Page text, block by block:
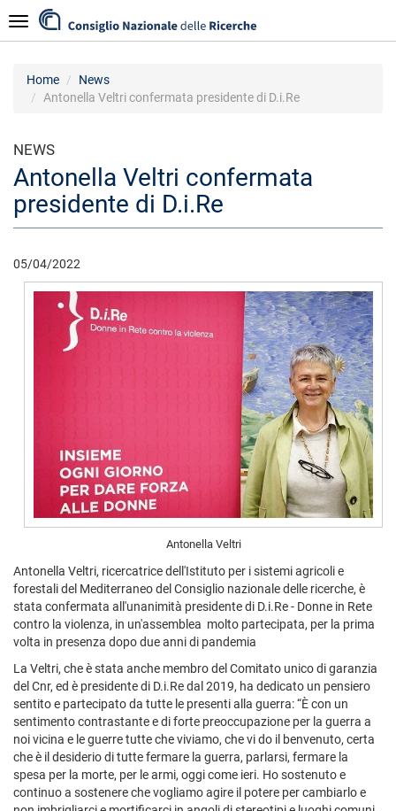
to
main
Navigazione
Home
News
Antonella Veltri confermata presidente di D.i.Re
NEWS
Antonella Veltri confermata
presidente di D.i.Re
05/04/2022
Antonella Veltri
Antonella Veltri, ricercatrice dell'Istituto per i sistemi agricoli e
forestali del Mediterraneo del Consiglio nazionale delle ricerche, è
stata confermata all'unanimità presidente di D.i.Re - Donne in Rete
contro la violenza, in un'assemblea molto partecipata, per la prima
volta in presenza dopo due anni di pandemia
La Veltri, che è stata anche membro del Comitato unico di garanzia
del Cnr, ed è presidente di D.i.Re dal 2019, ha dedicato un pensiero
sentito e partecipato da tutte le presenti alla guerra: “È con un
sentimento contrastante e di forte preoccupazione per la guerra a
noi vicina e le guerre tutte che viviamo, che vi do il benvenuto, certa
che è il desiderio di tutte fermare la guerra, parlarsi, fermare la
spesa per la morte, per le armi, oggi come ieri. Ho sostenuto e
continuo a sostenere che vogliamo agire il potere per cambiarlo e